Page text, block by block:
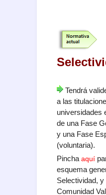
Tendrá
a las
universidades
de una Fase
y una Fase
(voluntaria).
Pincha aquí
esquema
Selectividad, y
Comunidad